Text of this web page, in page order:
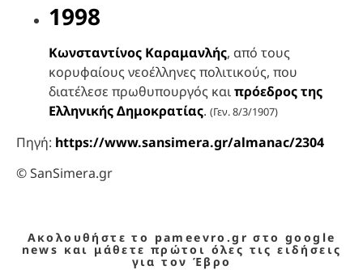
1998
Κωνσταντίνος Καραμανλής, από τους
κορυφαίους νεοέλληνες πολιτικούς, που
διατέλεσε πρωθυπουργός καιπρόεδρος της
Ελληνικής Δημοκρατίας. (Γεν. 8/3/1907)
Πηγή: https://www.sansimera.gr/almanac/2304
© SanSimera.gr
Ακολουθήστε το pameevro.gr στο google
news και μάθετε πρώτοι όλες τις ειδήσεις
για τον Έβρο